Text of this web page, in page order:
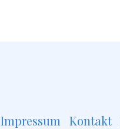
Impressum Kontakt